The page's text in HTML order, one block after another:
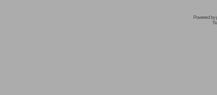
Powered by